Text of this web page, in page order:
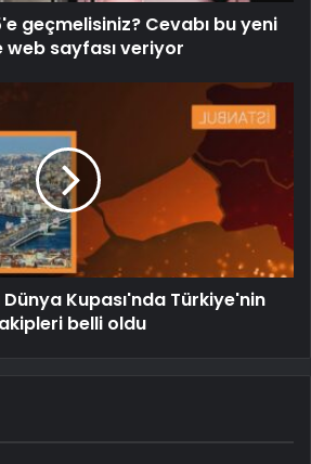
geçmelisiniz? Cevabı bu yeni
web sayfası veriyor
Dünya Kupası'nda Türkiye'nin
belli oldu